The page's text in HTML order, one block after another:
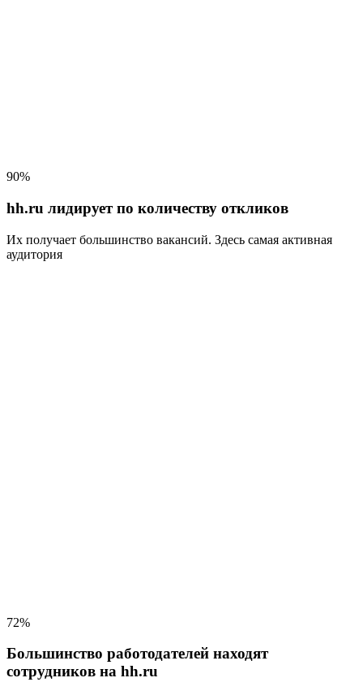
90%
hh.ru лидирует по количеству откликов
Их получает большинство вакансий. Здесь самая активная
аудитория
72%
Большинство работодателей находят
сотрудников на hh.ru